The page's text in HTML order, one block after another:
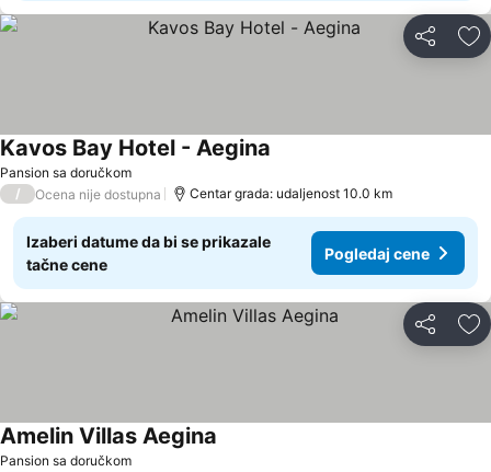
Deli
Pansion sa doručkom
Kavos Bay Hotel - Aegina
/ Ocena nije dostupna Centar grada: udaljenost 10.0 km
Izaberi datume da bi se prikazale
tačne cene
Pogledaj cene
Deli
Pansion sa doručkom
Amelin Villas Aegina